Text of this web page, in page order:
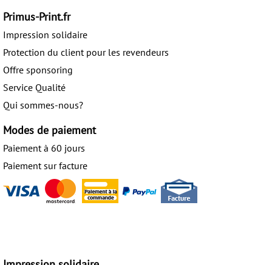
Primus-Print.fr
Impression solidaire
Protection du client pour les revendeurs
Offre sponsoring
Service Qualité
Qui sommes-nous?
Modes de paiement
Paiement à 60 jours
Paiement sur facture